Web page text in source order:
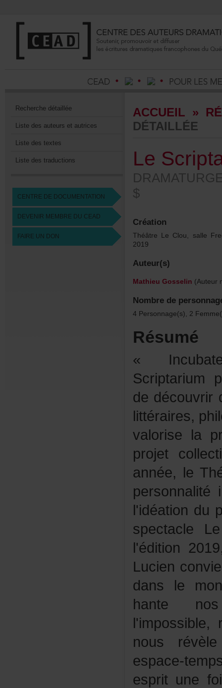
Recherchedétaillée
Listedesauteursetautrices
Listedestextes
Listedestraductions
CENTREDEDOCUMENTATION
DEVENIRMEMBREDUCEAD
FAIREUNDON
ACCUEIL »
DÉTAILLÉE
$
Création
2019
Auteur(s)
MathieuGosselin
Résumé
espace-